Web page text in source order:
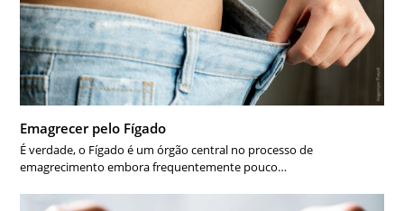
Emagrecer pelo Fígado
É verdade, o Fígado é um órgão central no processo de
emagrecimento embora frequentemente pouco…